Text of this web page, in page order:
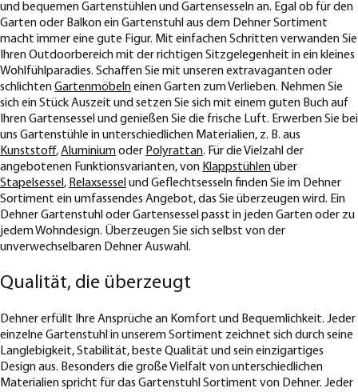
und bequemen Gartenstühlen und Gartensesseln an. Egal ob für den
Garten oder Balkon ein Gartenstuhl aus dem Dehner Sortiment
macht immer eine gute Figur. Mit einfachen Schritten verwanden Sie
Ihren Outdoorbereich mit der richtigen Sitzgelegenheit in ein kleines
Wohlfühlparadies. Schaffen Sie mit unseren extravaganten oder
schlichtenGartenmöbelneinen Garten zum Verlieben. Nehmen Sie
sich ein Stück Auszeit und setzen Sie sich mit einem guten Buch auf
Ihren Gartensessel und genießen Sie die frische Luft. Erwerben Sie bei
uns Gartenstühle in unterschiedlichen Materialien, z. B. aus
Kunststoff,Aluminiumoder Polyrattan. Für die Vielzahl der
angebotenen Funktionsvarianten, von Klappstühlenüber
Stapelsessel, Relaxsesselund Geflechtsesseln finden Sie im Dehner
Sortiment ein umfassendes Angebot, das Sie überzeugen wird. Ein
Dehner Gartenstuhl oder Gartensessel passt in jeden Garten oder zu
jedem Wohndesign. Überzeugen Sie sich selbst von der
unverwechselbaren Dehner Auswahl.
Qualität, die überzeugt
Dehner erfüllt Ihre Ansprüche an Komfort und Bequemlichkeit. Jeder
einzelne Gartenstuhl in unserem Sortiment zeichnet sich durch seine
Langlebigkeit, Stabilität, beste Qualität und sein einzigartiges
Design aus. Besonders die große Vielfalt von unterschiedlichen
Materialien spricht für das Gartenstuhl Sortiment von Dehner. Jeder